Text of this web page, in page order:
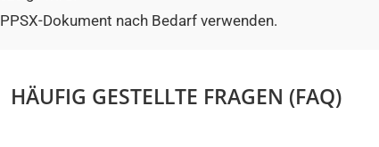
Dokument nach Bedarf verwenden.
HÄUFIG GESTELLTE FRAGEN (FAQ)